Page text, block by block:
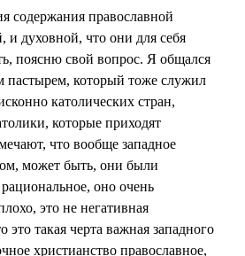
содержания православной
и духовной, что они для себя
поясню свой вопрос. Я общался
пастырем, который тоже служил
католических стран,
которые приходят
что вообще западное
может быть, они были
оно очень
это не негативная
это такая черта важная западного
христианство православное,